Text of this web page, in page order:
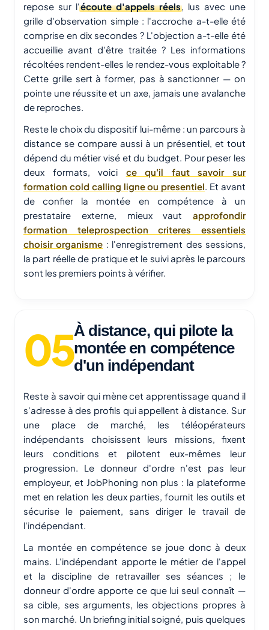
repose sur l'écoute d'appels réels, lus avec une
grille d'observation simple : l'accroche a-t-elle été
comprise en dix secondes ? L'objection a-t-elle été
accueillie avant d'être traitée ? Les informations
récoltées rendent-elles le rendez-vous exploitable ?
Cette grille sert à former, pas à sanctionner — on
pointe une réussite et un axe, jamais une avalanche
de reproches.
Reste le choix du dispositif lui-même : un parcours à
distance se compare aussi à un présentiel, et tout
dépend du métier visé et du budget. Pour peser les
deux formats, voici ce qu'il faut savoir sur
formation cold calling ligne ou presentiel. Et avant
de confier la montée en compétence à un
prestataire externe, mieux vaut approfondir
formation teleprospection criteres essentiels
choisir organisme : l'enregistrement des sessions,
la part réelle de pratique et le suivi après le parcours
sont les premiers points à vérifier.
À distance, qui pilote la
montée en compétence
d'un indépendant
Reste à savoir qui mène cet apprentissage quand il
s'adresse à des profils qui appellent à distance. Sur
une place de marché, les téléopérateurs
indépendants choisissent leurs missions, fixent
leurs conditions et pilotent eux-mêmes leur
progression. Le donneur d'ordre n'est pas leur
employeur, et JobPhoning non plus : la plateforme
met en relation les deux parties, fournit les outils et
sécurise le paiement, sans diriger le travail de
l'indépendant.
La montée en compétence se joue donc à deux
mains. L'indépendant apporte le métier de l'appel
et la discipline de retravailler ses séances ; le
donneur d'ordre apporte ce que lui seul connaît —
sa cible, ses arguments, les objections propres à
son marché. Un briefing initial soigné, puis quelques